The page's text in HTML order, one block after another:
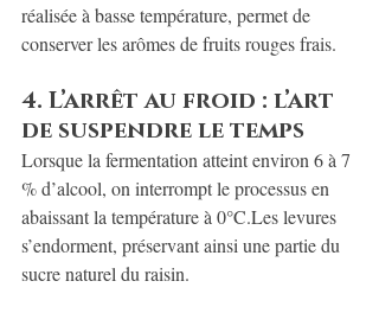
réalisée à basse température, permet de
conserver les arômes de fruits rouges frais.
4. L’arrêt au froid : l’art
de suspendre le temps
Lorsque la fermentation atteint environ 6 à 7
% d’alcool, on interrompt le processus en
abaissant la température à 0°C.Les levures
s’endorment, préservant ainsi une partie du
sucre naturel du raisin.